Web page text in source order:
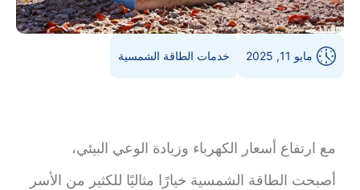
مايو 11, 2025 خدمات الطاقة الشمسية
مع ارتفاع أسعار الكهرباء وزيادة الوعي البيئي،
أصبحت الطاقة الشمسية خيارًا مثاليًا للكثير من الأسر